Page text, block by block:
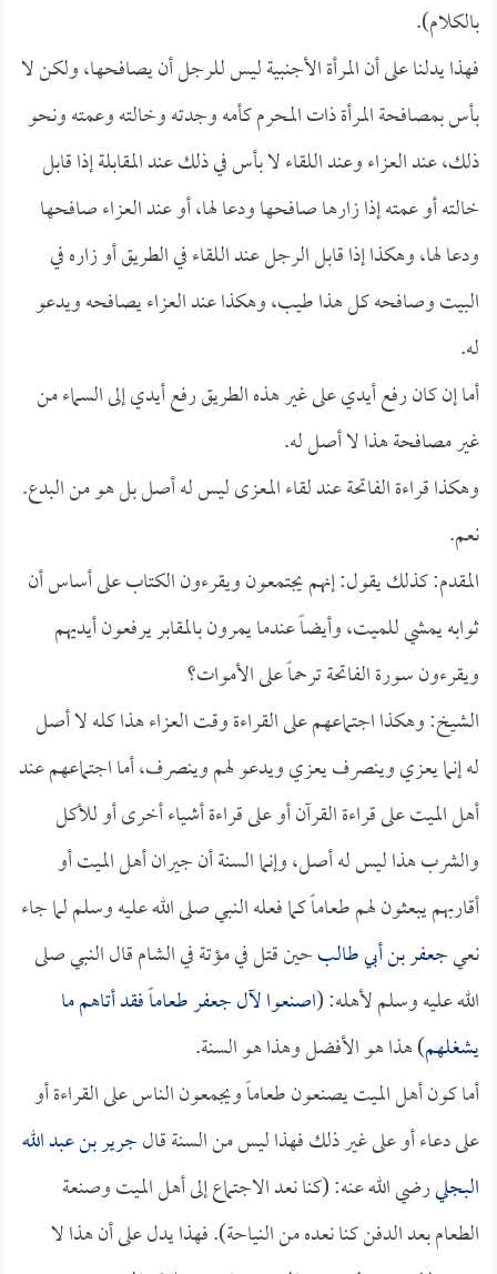
بالكلام).
فهذا يدلنا على أن المرأة الأجنبية ليس للرجل أن يصافحها، ولكن لا
بأس بمصافحة المرأة ذات المحرم كأمه وجدته وخالته وعمته ونحو
ذلك، عند العزاء وعند اللقاء لا بأس في ذلك عند المقابلة إذا قابل
خالته أو عمته إذا زارها صافحها ودعا لها، أو عند العزاء صافحها
ودعا لها، وهكذا إذا قابل الرجل عند اللقاء في الطريق أو زاره في
البيت وصافحه كل هذا طيب، وهكذا عند العزاء يصافحه ويدعو
له.
أما إن كان رفع أيدي على غير هذه الطريق رفع أيدي إلى السماء من
غير مصافحة هذا لا أصل له.
وهكذا قراءة الفاتحة عند لقاء المعزى ليس له أصل بل هو من البدع.
نعم.
المقدم: كذلك يقول: إنهم يجتمعون ويقرءون الكتاب على أساس أن
ثوابه يمشي للميت، وأيضاً عندما يمرون بالمقابر يرفعون أيديهم
ويقرءون سورة الفاتحة ترحماً على الأموات؟
الشيخ: وهكذا اجتماعهم على القراءة وقت العزاء هذا كله لا أصل
له إنما يعزي وينصرف يعزي ويدعو لهم وينصرف، أما اجتماعهم عند
أهل الميت على قراءة القرآن أو على قراءة أشياء أخرى أو للأكل
والشرب هذا ليس له أصل، وإنما السنة أن جيران أهل الميت أو
أقاربهم يبعثون لهم طعاماً كما فعله النبي صلى الله عليه وسلم لما جاء
نعيجعفر بن أبي طالبحين قتل في مؤتة في الشام قال النبي صلى
الله عليه وسلم لأهله: (اصنعوا لآل جعفر طعاماً فقد أتاهم ما
يشغلهم) هذا هو الأفضل وهذا هو السنة.
أما كون أهل الميت يصنعون طعاماً ويجمعون الناس على القراءة أو
على دعاء أو على غير ذلك فهذا ليس من السنة قالجرير بن عبد الله
البجليرضي الله عنه: (كنا نعد الاجتماع إلى أهل الميت وصنعة
الطعام بعد الدفن كنا نعده من النياحة). فهذا يدل على أن هذا لا